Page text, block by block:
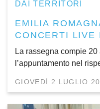
DAI TERRITORI
EMILIA
CONCERTI LIVE
La rassegna compie
l’appuntamento nel
GIOVEDÌ 2 LUGLIO